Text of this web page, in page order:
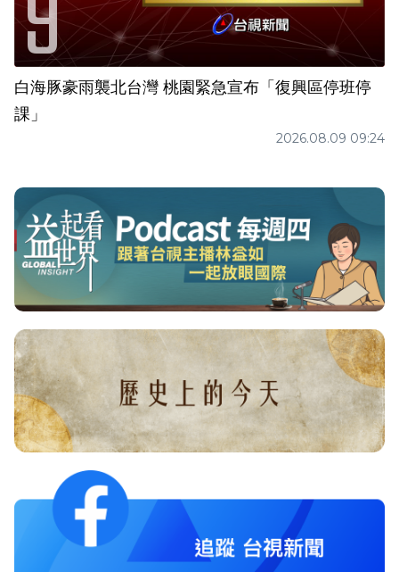
白海豚豪雨襲北台灣 桃園緊急宣布「復興區停班停
課」
2026.08.09 09:24